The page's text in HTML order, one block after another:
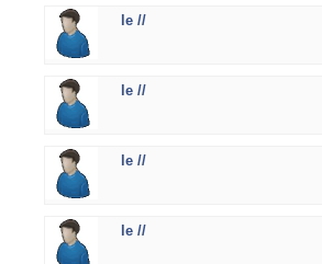
le //
le //
le //
le //